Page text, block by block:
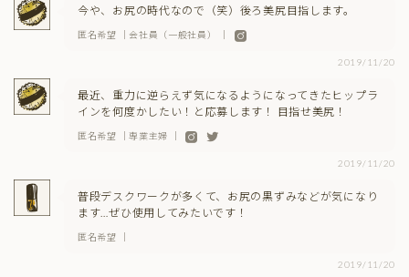
今や、お尻の時代なので（笑）後ろ美尻目指します。
匿名希望 ｜会社員（一般社員） ｜
2019/11/20
最近、重力に逆らえず気になるようになってきたヒップラ
インを何度かしたい！と応募します！ 目指せ美尻！
匿名希望 ｜専業主婦 ｜
2019/11/20
普段デスクワークが多くて、お尻の黒ずみなどが気になり
ます…ぜひ使用してみたいです！
匿名希望 ｜
2019/11/20